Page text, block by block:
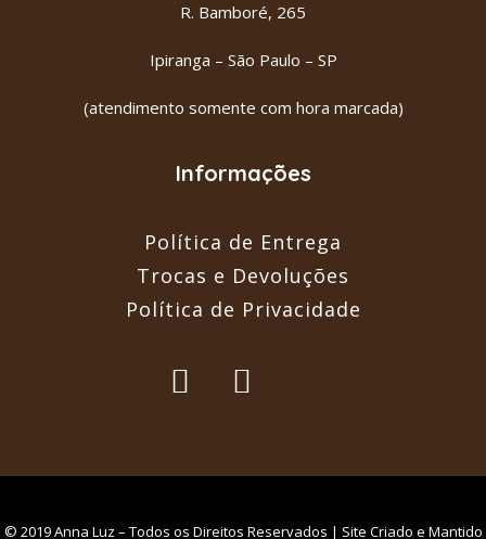
R. Bamboré, 265
Ipiranga – São Paulo – SP
(atendimento somente com hora marcada)
Informações
Política de Entrega
Trocas e Devoluções
Política de Privacidade
© 2019 Anna Luz – Todos os Direitos Reservados | Site Criado e Mantido